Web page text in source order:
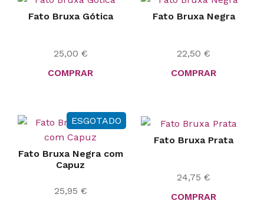
Fato Bruxa Gótica
25,00 €
COMPRAR
Fato Bruxa Negra
22,50 €
COMPRAR
ESGOTADO
Fato Bruxa Negra com
Capuz
25,95 €
Fato Bruxa Prata
24,75 €
COMPRAR